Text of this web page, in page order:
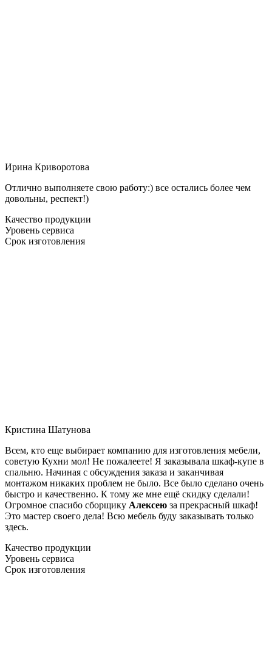
Ирина Криворотова
Отлично выполняете свою работу:) все остались более чем
довольны, респект!)
Качество продукции
Уровень сервиса
Срок изготовления
Кристина Шатунова
Всем, кто еще выбирает компанию для изготовления мебели,
советую Кухни мол! Не пожалеете! Я заказывала шкаф-купе в
спальню. Начиная с обсуждения заказа и заканчивая
монтажом никаких проблем не было. Все было сделано очень
быстро и качественно. К тому же мне ещё скидку сделали!
Огромное спасибо сборщику Алексею за прекрасный шкаф!
Это мастер своего дела! Всю мебель буду заказывать только
здесь.
Качество продукции
Уровень сервиса
Срок изготовления